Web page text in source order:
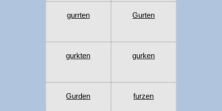
gurrten Gurten
gurkten gurken
Gurden furzen